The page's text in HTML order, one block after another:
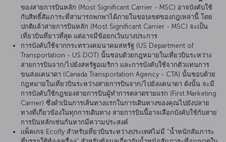
ของสายการบินหลัก (Most Significant Carrier - MSC) อาจบังคับใช้
กับสิทธิ์สัมภาระที่สามารถพกพาได้ภายในขอบเขตของกฎเหล่านี้ โดย
ปกติแล้วสายการบินหลัก (Most Significant Carrier - MSC) จะเป็น
เที่ยวบินที่ยาวที่สุด แต่อาจมีข้อยกเว้นบางประการ
การบังคับใช้จากกระทรวงคมนาคมสหรัฐ (US Department of
Transportation - US DOT) นั้นชอบด้วยกฎหมายในเที่ยวบินระหว่าง
สายการบินจาก/ไปยังสหรัฐอเมริกา และการบังคับใช้จากตัวแทนการ
ขนส่งแคนาดา (Canada Transportation Agency - CTA) นั้นชอบด้วย
กฎหมายในเที่ยวบินระหว่างสายการบินจาก/ไปยังแคนาดา ดังนั้น จะมี
การบังคับใช้กฎของสายการบินผู้ทำการตลาดรายแรก (First Marketing
Carrier) ซึ่งดำเนินการเส้นทางแรกในการเดินทางของคุณไปยังปลาย
ทางที่เกี่ยวข้องในทุกการเดินทาง สายการบินนี้อาจเลือกบังคับใช้กับสาย
การบินหลักเช่นกันหากมีความประสงค์
แพ็คเกจ Ecofly สำหรับเที่ยวบินระหว่างประเทศไม่มี "น้ำหนักสัมภาระ